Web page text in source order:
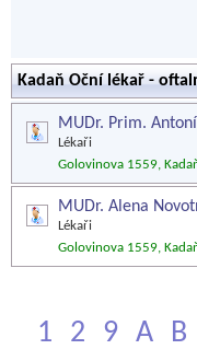
Kadaň Oční lékař -
MUDr. Prim.
Lékaři
Golovinova 1559,
MUDr. Alena
Lékaři
Golovinova 1559,
1 2 9 A B